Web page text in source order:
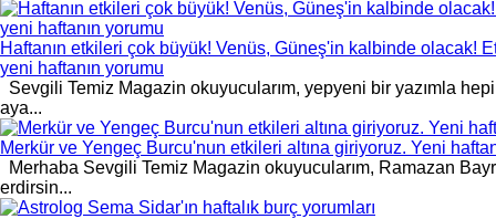
Haftanın etkileri çok büyük! Venüs, Güneş'in kalbinde olacak!
yeni haftanın yorumu
Sevgili Temiz Magazin okuyucularım, yepyeni bir yazımla
aya...
Merkür ve Yengeç Burcu'nun etkileri altına giriyoruz. Yeni
Merhaba Sevgili Temiz Magazin okuyucularım, Ramazan
erdirsin...